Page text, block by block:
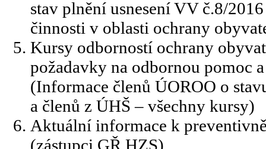
stav plnění usnesení VV č.8/
činnosti v oblasti ochrany
Kursy odborností ochrany
požadavky na odbornou pomoc
(Informace členů ÚOROO o
a členů z ÚHŠ – všechny kursy)
Aktuální informace k
(zástupci GŘ HZS)